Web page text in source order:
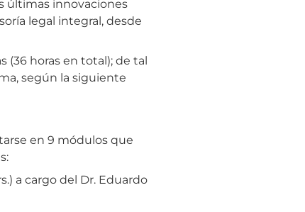
últimas innovaciones
legal integral, desde
(36 horas en total); de tal
según la siguiente
en 9 módulos que
a cargo del Dr. Eduardo